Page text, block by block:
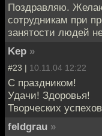
Поздравляю.
сотрудникам при
занятости людей
Kep »
#23 | 10.11.04 12:22
С праздником!
Удачи! Здоровья!
Творческих
feldgrau »